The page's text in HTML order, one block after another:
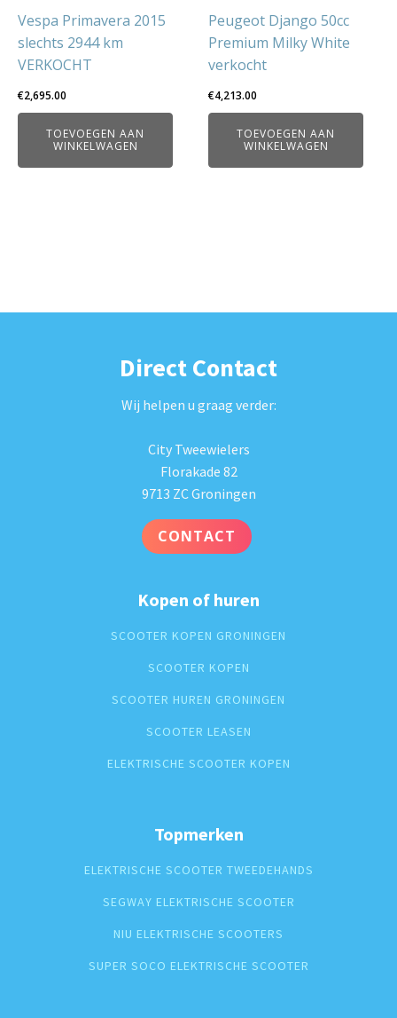
Vespa Primavera 2015
slechts 2944 km
VERKOCHT
€2,695.00
TOEVOEGEN AAN
WINKELWAGEN
Peugeot Django 50cc
Premium Milky White
verkocht
€4,213.00
TOEVOEGEN AAN
WINKELWAGEN
Direct Contact
Wij helpen u graag verder:
City Tweewielers
Florakade 82
9713 ZC Groningen
CONTACT
Kopen of huren
SCOOTER KOPEN GRONINGEN
SCOOTER KOPEN
SCOOTER HUREN GRONINGEN
SCOOTER LEASEN
ELEKTRISCHE SCOOTER KOPEN
Topmerken
ELEKTRISCHE SCOOTER TWEEDEHANDS
SEGWAY ELEKTRISCHE SCOOTER
NIU ELEKTRISCHE SCOOTERS
SUPER SOCO ELEKTRISCHE SCOOTER